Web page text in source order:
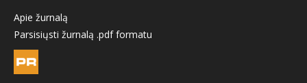
Apie žurnalą
Parsisiųsti žurnalą .pdf formatu